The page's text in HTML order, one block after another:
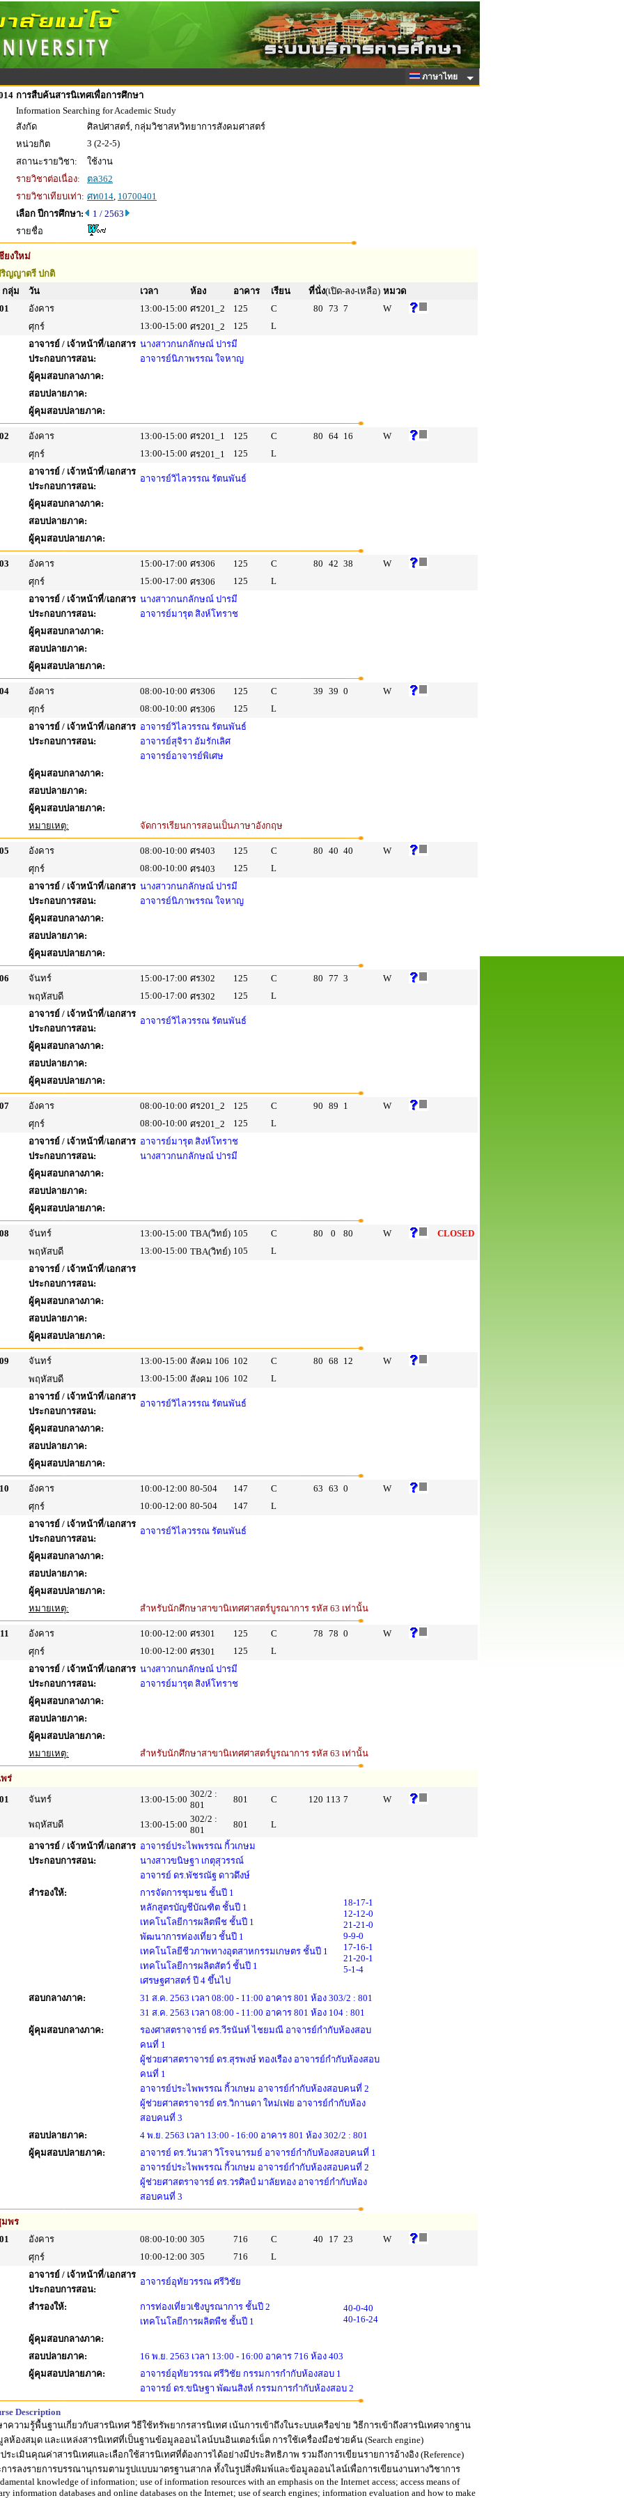
ภาษาไทย
การสืบค้นสารนิเทศเพื่อการศึกษา
Information Searching for Academic Study
สังกัด
ศิลปศาสตร์, กลุ่มวิชาสหวิทยาการสังคมศาสตร์
หน่วยกิต
3 (2-2-5)
สถานะรายวิชา:
ใช้งาน
รายวิชาต่อเนื่อง:
ตล362
รายวิชาเทียบเท่า: ศท014, 10700401
เลือก ปีการศึกษา:
1 / 2563
รายชื่อ
ยงใหม่
ญญาตรี ปกติ
กลุ่ม
วัน เวลา ห้อง อาคาร เรียน ที่นั่ง(เปิด-ลง-เหลือ) หมวด
อังคาร 13:00-15:00 ศร201_2 125 C 80 73 7
W
ศุกร์
13:00-15:00 ศร201_2 125
L
อาจารย์ / เจ้าหน้าที่/เอกสาร
ประกอบการสอน:
นางสาวกนกลักษณ์ ปารมี
อาจารย์นิภาพรรณ ใจหาญ
ผู้คุมสอบกลางภาค:
สอบปลายภาค:
ผู้คุมสอบปลายภาค:
อังคาร 13:00-15:00 ศร201_1 125 C 80 64 16
W
ศุกร์
13:00-15:00 ศร201_1 125
L
อาจารย์ / เจ้าหน้าที่/เอกสาร
ประกอบการสอน:
อาจารย์วิไลวรรณ รัตนพันธ์
ผู้คุมสอบกลางภาค:
สอบปลายภาค:
ผู้คุมสอบปลายภาค:
อังคาร 15:00-17:00 ศร306 125 C 80 42 38
W
ศุกร์
15:00-17:00 ศร306 125
L
อาจารย์ / เจ้าหน้าที่/เอกสาร
ประกอบการสอน:
นางสาวกนกลักษณ์ ปารมี
อาจารย์มารุต สิงห์โทราช
ผู้คุมสอบกลางภาค:
สอบปลายภาค:
ผู้คุมสอบปลายภาค:
อังคาร 08:00-10:00 ศร306 125 C 39 39 0
W
ศุกร์
08:00-10:00 ศร306 125
L
อาจารย์ / เจ้าหน้าที่/เอกสาร
ประกอบการสอน:
อาจารย์วิไลวรรณ รัตนพันธ์
อาจารย์สุจิรา อัมรักเลิศ
อาจารย์อาจารย์พิเศษ
ผู้คุมสอบกลางภาค:
สอบปลายภาค:
ผู้คุมสอบปลายภาค:
หมายเหตุ:
จัดการเรียนการสอนเป็นภาษาอังกฤษ
อังคาร 08:00-10:00 ศร403 125 C 80 40 40
W
ศุกร์
08:00-10:00 ศร403 125
L
อาจารย์ / เจ้าหน้าที่/เอกสาร
ประกอบการสอน:
นางสาวกนกลักษณ์ ปารมี
อาจารย์นิภาพรรณ ใจหาญ
ผู้คุมสอบกลางภาค:
สอบปลายภาค:
ผู้คุมสอบปลายภาค:
จันทร์ 15:00-17:00 ศร302 125 C 80 77 3
W
พฤหัสบดี
15:00-17:00 ศร302 125
L
อาจารย์ / เจ้าหน้าที่/เอกสาร
ประกอบการสอน:
อาจารย์วิไลวรรณ รัตนพันธ์
ผู้คุมสอบกลางภาค:
สอบปลายภาค:
ผู้คุมสอบปลายภาค:
อังคาร 08:00-10:00 ศร201_2 125 C 90 89 1
W
ศุกร์
08:00-10:00 ศร201_2 125
L
อาจารย์ / เจ้าหน้าที่/เอกสาร
ประกอบการสอน:
อาจารย์มารุต สิงห์โทราช
นางสาวกนกลักษณ์ ปารมี
ผู้คุมสอบกลางภาค:
สอบปลายภาค:
ผู้คุมสอบปลายภาค:
จันทร์ 13:00-15:00 TBA(วิทย์) 105 C 80 0 80 W
CLOSED
พฤหัสบดี
13:00-15:00 TBA(วิทย์) 105
L
อาจารย์ / เจ้าหน้าที่/เอกสาร
ประกอบการสอน:
ผู้คุมสอบกลางภาค:
สอบปลายภาค:
ผู้คุมสอบปลายภาค:
จันทร์ 13:00-15:00 สังคม 106 102 C 80 68 12
W
พฤหัสบดี
13:00-15:00 สังคม 106 102
L
อาจารย์ / เจ้าหน้าที่/เอกสาร
ประกอบการสอน:
อาจารย์วิไลวรรณ รัตนพันธ์
ผู้คุมสอบกลางภาค:
สอบปลายภาค:
ผู้คุมสอบปลายภาค:
อังคาร 10:00-12:00 80-504 147 C 63 63 0
W
ศุกร์
10:00-12:00 80-504 147
L
อาจารย์ / เจ้าหน้าที่/เอกสาร
ประกอบการสอน:
อาจารย์วิไลวรรณ รัตนพันธ์
ผู้คุมสอบกลางภาค:
สอบปลายภาค:
ผู้คุมสอบปลายภาค:
หมายเหตุ:
สำหรับนักศึกษาสาขานิเทศศาสตร์บูรณาการ รหัส 63 เท่านั้น
อังคาร 10:00-12:00 ศร301 125 C 78 78 0
W
ศุกร์
10:00-12:00 ศร301 125
L
อาจารย์ / เจ้าหน้าที่/เอกสาร
ประกอบการสอน:
นางสาวกนกลักษณ์ ปารมี
อาจารย์มารุต สิงห์โทราช
ผู้คุมสอบกลางภาค:
สอบปลายภาค:
ผู้คุมสอบปลายภาค:
หมายเหตุ:
สำหรับนักศึกษาสาขานิเทศศาสตร์บูรณาการ รหัส 63 เท่านั้น
ร่
จันทร์ 13:00-15:00
302/2 :
801
801 C 120 113 7 W
พฤหัสบดี 13:00-15:00
302/2 :
801
801 L
อาจารย์ / เจ้าหน้าที่/เอกสาร
ประกอบการสอน:
อาจารย์ประไพพรรณ กิ้วเกษม
นางสาวขนิษฐา เกตุสุวรรณ์
อาจารย์ ดร.พัชรณัฐ ดาวดึงษ์
สำรองให้:
การจัดการชุมชน ชั้นปี 1
หลักสูตรบัญชีบัณฑิต ชั้นปี 1
เทคโนโลยีการผลิตพืช ชั้นปี 1
พัฒนาการท่องเที่ยว ชั้นปี 1
เทคโนโลยีชีวภาพทางอุตสาหกรรมเกษตร ชั้นปี 1
เทคโนโลยีการผลิตสัตว์ ชั้นปี 1
เศรษฐศาสตร์ ปี 4 ขึ้นไป
18-17-1
12-12-0
21-21-0
9-9-0
17-16-1
21-20-1
5-1-4
สอบกลางภาค:
31 ส.ค. 2563 เวลา 08:00 - 11:00 อาคาร 801 ห้อง 303/2 : 801
31 ส.ค. 2563 เวลา 08:00 - 11:00 อาคาร 801 ห้อง 104 : 801
ผู้คุมสอบกลางภาค:
รองศาสตราจารย์ ดร.วีรนันท์ ไชยมณี อาจารย์กำกับห้องสอบ
คนที่ 1
ผู้ช่วยศาสตราจารย์ ดร.สุรพงษ์ ทองเรือง อาจารย์กำกับห้องสอบ
คนที่ 1
อาจารย์ประไพพรรณ กิ้วเกษม อาจารย์กำกับห้องสอบคนที่ 2
ผู้ช่วยศาสตราจารย์ ดร.วิกานดา ใหม่เฟย อาจารย์กำกับห้อง
สอบคนที่ 3
สอบปลายภาค:
4 พ.ย. 2563 เวลา 13:00 - 16:00 อาคาร 801 ห้อง 302/2 : 801
ผู้คุมสอบปลายภาค:
อาจารย์ ดร.วันวสา วิโรจนารมย์ อาจารย์กำกับห้องสอบคนที่ 1
อาจารย์ประไพพรรณ กิ้วเกษม อาจารย์กำกับห้องสอบคนที่ 2
ผู้ช่วยศาสตราจารย์ ดร.วรศิลป์ มาลัยทอง อาจารย์กำกับห้อง
สอบคนที่ 3
พร
อังคาร 08:00-10:00 305 716 C 40 17 23
W
ศุกร์
10:00-12:00 305 716
L
อาจารย์ / เจ้าหน้าที่/เอกสาร
ประกอบการสอน:
อาจารย์อุทัยวรรณ ศรีวิชัย
สำรองให้:
การท่องเที่ยวเชิงบูรณาการ ชั้นปี 2
เทคโนโลยีการผลิตพืช ชั้นปี 1
40-0-40
40-16-24
ผู้คุมสอบกลางภาค:
สอบปลายภาค:
16 พ.ย. 2563 เวลา 13:00 - 16:00 อาคาร 716 ห้อง 403
ผู้คุมสอบปลายภาค:
อาจารย์อุทัยวรรณ ศรีวิชัย กรรมการกำกับห้องสอบ 1
อาจารย์ ดร.ขนิษฐา พัฒนสิงห์ กรรมการกำกับห้องสอบ 2
Description
ความรู้พื้นฐานเกี่ยวกับสารนิเทศ วิธีใช้ทรัพยากรสารนิเทศ เน้นการเข้าถึงในระบบเครือข่าย วิธีการเข้าถึงสารนิเทศจากฐาน
ห้องสมุด และแหล่งสารนิเทศที่เป็นฐานข้อมูลออนไลน์บนอินเตอร์เน็ต การใช้เครื่องมือช่วยค้น (Search engine)
ระเมินคุณค่าสารนิเทศและเลือกใช้สารนิเทศที่ต้องการได้อย่างมีประสิทธิภาพ รวมถึงการเขียนรายการอ้างอิง (Reference)
ารลงรายการบรรณานุกรมตามรูปแบบมาตรฐานสากล ทั้งในรูปสิ่งพิมพ์และข้อมูลออนไลน์เพื่อการเขียนงานทางวิชาการ
knowledge of information; use of information resources with an emphasis on the Internet access; access means of
information databases and online databases on the Internet; use of search engines; information evaluation and how to make